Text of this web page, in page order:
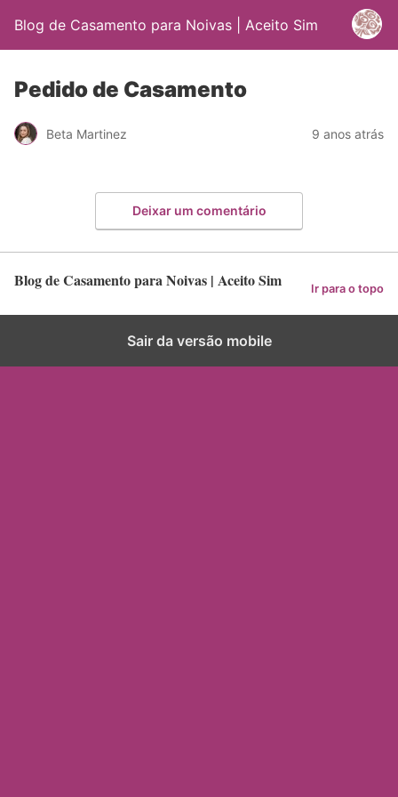
Blog de Casamento para Noivas | Aceito Sim
Pedido de Casamento
Beta Martinez 9 anos atrás
Deixar um comentário
Blog de Casamento para Noivas | Aceito Sim Ir para o topo
Sair da versão mobile